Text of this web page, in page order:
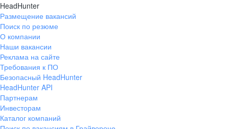
HeadHunter
Размещение вакансий
Поиск по резюме
О компании
Наши вакансии
Реклама на сайте
Требования к ПО
Безопасный HeadHunter
HeadHunter API
Партнерам
Инвесторам
Каталог компаний